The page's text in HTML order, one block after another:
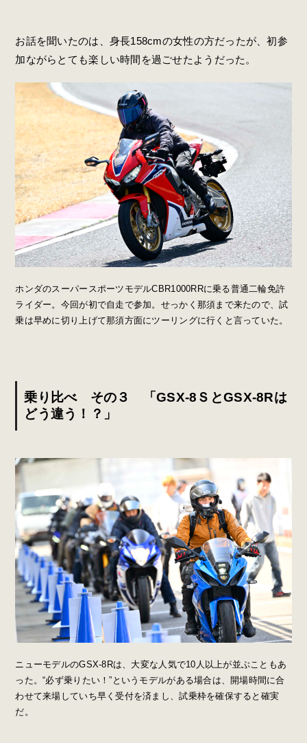
お話を聞いたのは、身長158cmの女性の方だったが、初参
加ながらとても楽しい時間を過ごせたようだった。
ホンダのスーパースポーツモデルCBR1000RRに乗る普通二輪免許
ライダー。今回が初で自走で参加。せっかく那須まで来たので、試
乗は早めに切り上げて那須方面にツーリングに行くと言っていた。
乗り比べ その３ 「GSX-8ＳとGSX-8Rは
どう違う！？」
ニューモデルのGSX-8Rは、大変な人気で10人以上が並ぶこともあ
った。“必ず乗りたい！”というモデルがある場合は、開場時間に合
わせて来場していち早く受付を済まし、試乗枠を確保すると確実
だ。